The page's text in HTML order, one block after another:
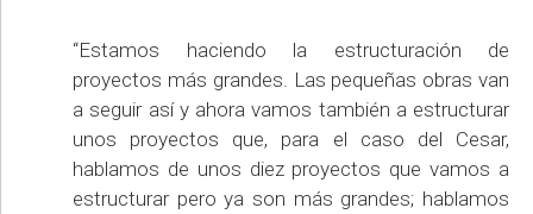
“Estamos haciendo la estructuración de
proyectos más grandes. Las pequeñas obras van
a seguir así y ahora vamos también a estructurar
unos proyectos que, para el caso del Cesar,
hablamos de unos diez proyectos que vamos a
estructurar pero ya son más grandes; hablamos